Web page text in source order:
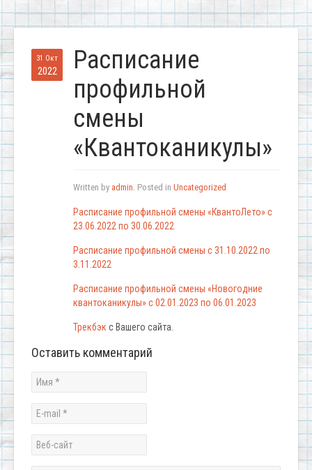
31 Окт
2022
Расписание
профильной
смены
«Квантоканикулы»
Written by admin. Posted in Uncategorized
Расписание профильной смены «КвантоЛето» с
23.06.2022 по 30.06.2022
Расписание профильной смены с 31.10.2022 по
3.11.2022
Расписание профильной смены «Новогодние
квантоканикулы» c 02.01.2023 по 06.01.2023
Трекбэк с Вашего сайта.
Оставить комментарий